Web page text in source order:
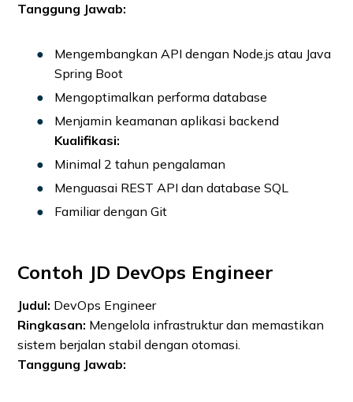
Tanggung Jawab:
Mengembangkan API dengan Node.js atau Java
Spring Boot
Mengoptimalkan performa database
Menjamin keamanan aplikasi backend
Kualifikasi:
Minimal 2 tahun pengalaman
Menguasai REST API dan database SQL
Familiar dengan Git
Contoh JD DevOps Engineer
Judul: DevOps Engineer
Ringkasan: Mengelola infrastruktur dan memastikan
sistem berjalan stabil dengan otomasi.
Tanggung Jawab: